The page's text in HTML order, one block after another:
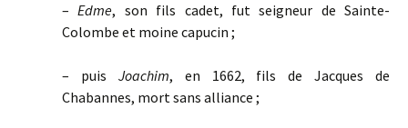
–Edme, son fils cadet, fut seigneur de Sainte-
Colombe et moine capucin ;
– puis Joachim, en 1662, fils de Jacques de
Chabannes, mort sans alliance ;